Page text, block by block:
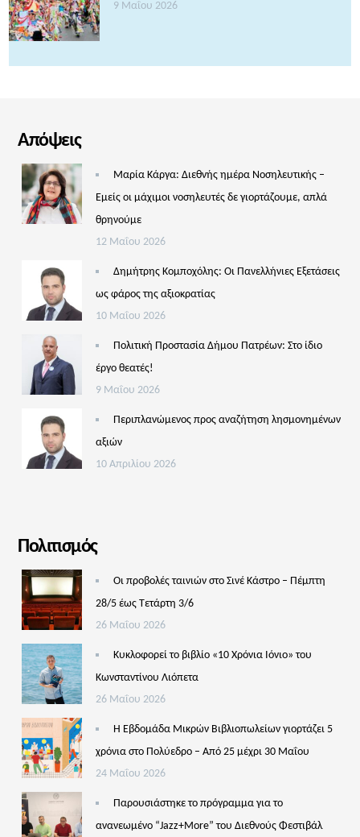
9 Μαΐου 2026
Απόψεις
Μαρία Κάργα: Διεθνής ημέρα Νοσηλευτικής –
Εμείς οι μάχιμοι νοσηλευτές δε γιορτάζουμε, απλά
θρηνούμε
12 Μαΐου 2026
Δημήτρης Κομποχόλης: Οι Πανελλήνιες Εξετάσεις
ως φάρος της αξιοκρατίας
10 Μαΐου 2026
Πολιτική Προστασία Δήμου Πατρέων: Στο ίδιο
έργο θεατές!
9 Μαΐου 2026
Περιπλανώμενος προς αναζήτηση λησμονημένων
αξιών
10 Απριλίου 2026
Πολιτισμός
Οι προβολές ταινιών στο Σινέ Κάστρο – Πέμπτη
28/5 έως Τετάρτη 3/6
26 Μαΐου 2026
Κυκλοφορεί το βιβλίο «10 Χρόνια Ιόνιο» του
Κωνσταντίνου Λιόπετα
26 Μαΐου 2026
Η Εβδομάδα Μικρών Βιβλιοπωλείων γιορτάζει 5
χρόνια στο Πολύεδρο – Από 25 μέχρι 30 Μαΐου
24 Μαΐου 2026
Παρουσιάστηκε το πρόγραμμα για το
ανανεωμένο “Jazz+More” του Διεθνούς Φεστιβάλ